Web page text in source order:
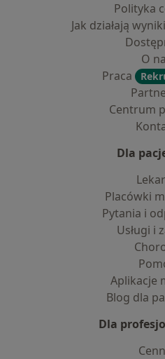
Polityka
Jak działają
O
Praca
Centrum
Dla
Placówki
Pytania i
Usługi i
Aplikacje
Blog dla
Dla